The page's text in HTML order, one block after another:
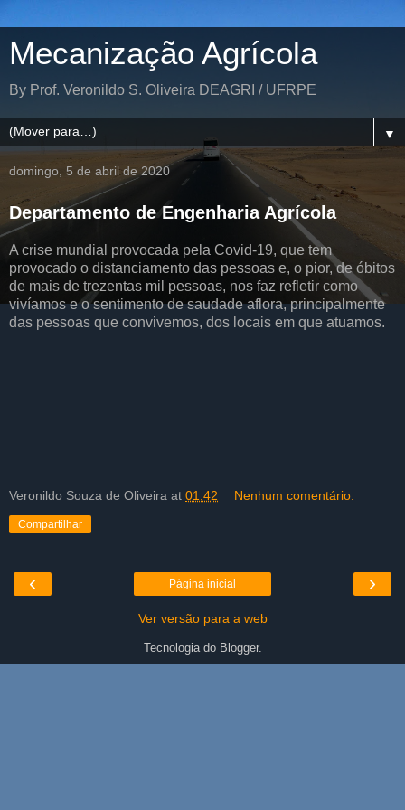
Mecanização Agrícola
By Prof. Veronildo S. Oliveira DEAGRI / UFRPE
▼
domingo, 5 de abril de 2020
Departamento de Engenharia Agrícola
A crise mundial provocada pela Covid-19, que tem
provocado o distanciamento das pessoas e, o pior, de óbitos
de mais de trezentas mil pessoas, nos faz refletir como
vivíamos e o sentimento de saudade aflora, principalmente
das pessoas que convivemos, dos locais em que atuamos.
Veronildo Souza de Oliveira at 01:42 Nenhum comentário:
Compartilhar
‹ ›
Página inicial
Ver versão para a web
Tecnologia do Blogger.